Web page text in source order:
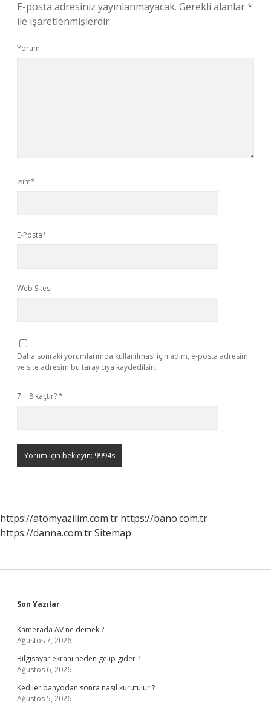
E-posta adresiniz yayınlanmayacak. Gerekli alanlar*
ile işaretlenmişlerdir
Yorum
İsim*
E-Posta*
Web Sitesi
Daha sonraki yorumlarımda kullanılması için adım, e-posta adresim
ve site adresim bu tarayıcıya kaydedilsin.
7 + 8 kaçtır?*
https://atomyazilim.com.tr https://bano.com.tr
https://danna.com.trSitemap
Sidebar
Son Yazılar
Kamerada AV ne demek ?
Ağustos 7, 2026
Bilgisayar ekranı neden gelip gider ?
Ağustos 6, 2026
Kediler banyodan sonra nasıl kurutulur ?
Ağustos 5, 2026